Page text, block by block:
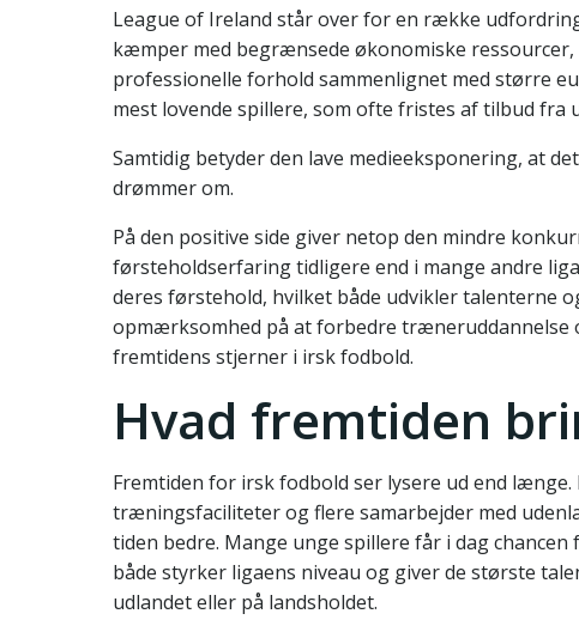
League of Ireland står over for en række
kæmper med begrænsede økonomiske
professionelle forhold sammenlignet med større
mest lovende spillere, som ofte fristes af tilbud fra
Samtidig betyder den lave medieeksponering, at
drømmer om.
På den positive side giver netop den mindre
førsteholdserfaring tidligere end i mange andre
deres førstehold, hvilket både udvikler talenterne
opmærksomhed på at forbedre træneruddannelse
fremtidens stjerner i irsk fodbold.
Hvad fremtiden
Fremtiden for irsk fodbold ser lysere ud end
træningsfaciliteter og flere samarbejder med
tiden bedre. Mange unge spillere får i dag
både styrker ligaens niveau og giver de største
udlandet eller på landsholdet.